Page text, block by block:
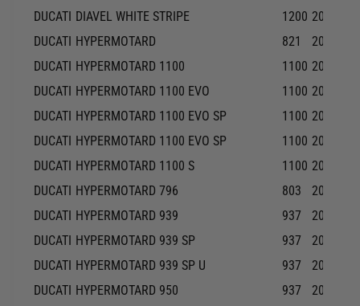
DUCATI DIAVEL WHITE STRIPE 1200 2013-
DUCATI HYPERMOTARD 821
2013-
DUCATI HYPERMOTARD 1100 1100 2008-
DUCATI HYPERMOTARD 1100 EVO 1100 2010-
DUCATI HYPERMOTARD 1100 EVO SP 1100 2010-
DUCATI HYPERMOTARD 1100 EVO SP 1100 2011-
DUCATI HYPERMOTARD 1100 S 1100 2008-
DUCATI HYPERMOTARD 796 803
2010-
DUCATI HYPERMOTARD 939 937
2016-
DUCATI HYPERMOTARD 939 SP 937
2016-
DUCATI HYPERMOTARD 939 SP U 937
2016-
DUCATI HYPERMOTARD 950 937
2019-